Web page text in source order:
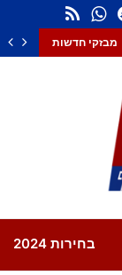
מבזקי חדשות
בחירות 2024